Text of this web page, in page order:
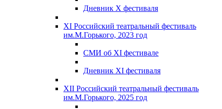
Дневник X фестиваля
XI Российский театральный фестиваль
им.М.Горького, 2023 год
СМИ об XI фестивале
Дневник XI фестиваля
XII Российский театральный фестиваль
им.М.Горького, 2025 год